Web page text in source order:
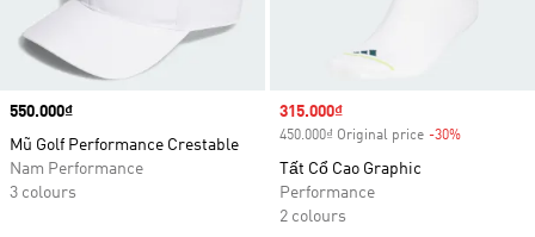
Price
550.000₫
Mũ Golf Performance Crestable
Nam Performance
3 colours
Sale price
315.000₫
450.000₫ Original price -30%
Tất Cổ Cao Graphic
Performance
2 colours